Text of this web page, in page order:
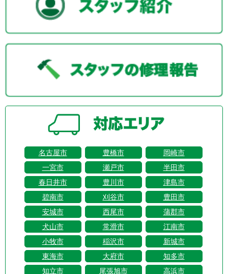
名古屋市 豊橋市
岡崎市
一宮市
瀬戸市
半田市
春日井市
豊川市
津島市
碧南市
刈谷市
豊田市
安城市
西尾市
蒲郡市
犬山市
常滑市
江南市
小牧市
稲沢市
新城市
東海市
大府市
知多市
知立市
尾張旭市
高浜市